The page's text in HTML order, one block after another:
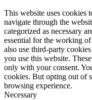
This website uses cookies
navigate through the
categorized as necessary
essential for the working
also use third-party
you use this website.
only with your consent.
cookies. But opting out of
browsing experience.
Necessary